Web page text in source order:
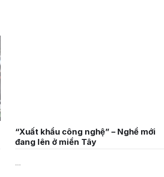
“Xuất khẩu công nghệ” – Nghề mới
đang lên ở miền Tây
...